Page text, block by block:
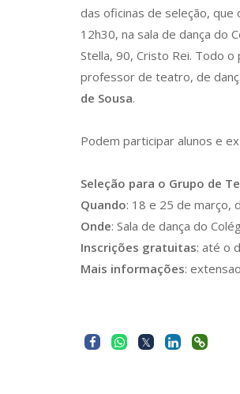
das oficinas de seleção,
12h30, na sala de dança do
Stella, 90, Cristo Rei. Todo
professor de teatro, de
de Sousa.
Podem participar alunos e
Seleção para o Grupo de
Quando: 18 e 25 de março,
Onde: Sala de dança do
Inscrições gratuitas: até o
Mais informações: